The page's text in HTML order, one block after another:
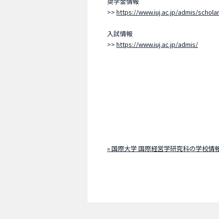
>> https://www.iuj.ac.jp/admis/
入試情報
>> https://www.iuj.ac.jp/admis/
» 国際大学 国際経営学研究科の学校情